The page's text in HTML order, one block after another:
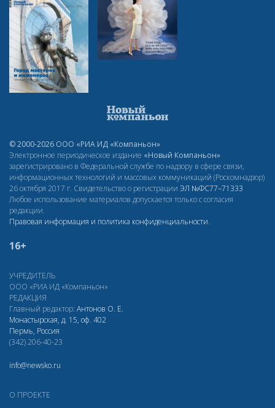
© 2000-2026 ООО «РИА ИД «Компаньон»
Электронное периодическое издание «Новый Компаньон»
зарегистрировано в Федеральной службе по надзору в сфере связи,
информационных технологий и массовых коммуникаций (Роскомнадзор)
26 октября 2017 г. Свидетельство о регистрации ЭЛ №ФС77–71333
Любое использование материалов допускается только с согласия
редакции.
Правовая информация и политика конфиденциальности.
16+
УЧРЕДИТЕЛЬ
ООО «РИА ИД «Компаньон»
РЕДАКЦИЯ
Главный редактор: Антонов О. Е.
Монастырская, д. 15, оф. 402
Пермь, Россия
(342) 206-40-23
info@newsko.ru
О ПРОЕКТЕ